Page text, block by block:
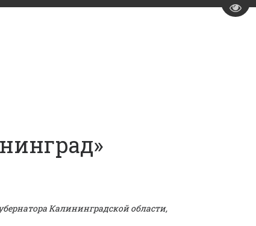
Калининградской области,